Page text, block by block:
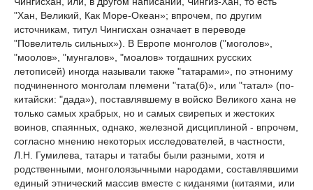
"Хан, Великий, Как Море-Океан»; впрочем, по другим
источникам, титул Чингисхан означает в переводе
"Повелитель сильных»). В Европе монголов ("моголов»,
"моолов», "мунгалов», "моалов» тогдашних русских
летописей) иногда называли также "татарами», по этнониму
подчиненного монголам племени "тата(б)», или "татал» (по-
китайски: "дада»), поставлявшему в войско Великого хана не
только самых храбрых, но и самых свирепых и жестоких
воинов, спаянных, однако, железной дисциплиной - впрочем,
согласно мнению некоторых исследователей, в частности,
Л.Н. Гумилева, татары и татабы были разными, хотя и
родственными, монголоязычными народами, составлявшими
единый этнический массив вместе с киданями (китаями, или